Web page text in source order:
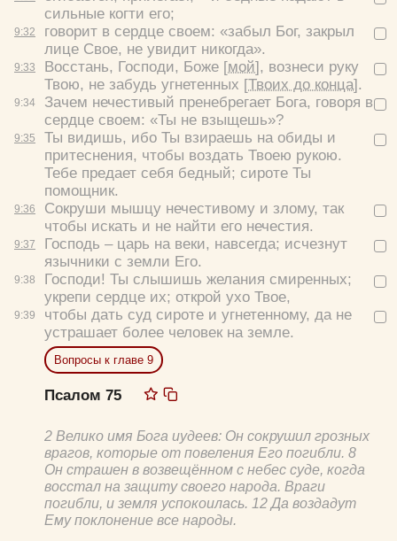
9:32
9:33
9:34
9:35
9:36
9:37
9:38
9:39
Псалом 75
сильные когти его;
говорит в сердце своем: «забыл Бог, закрыл
лице Свое, не увидит никогда».
Восстань, Господи, Боже [мой] , вознеси руку
Твою, не забудь угнетенных [Твоих до конца] .
Зачем нечестивый пренебрегает Бога, говоря в
сердце своем: «Ты не взыщешь»?
Ты видишь, ибо Ты взираешь на обиды и
притеснения, чтобы воздать Твоею рукою.
Тебе предает себя бедный; сироте Ты
помощник.
Сокруши мышцу нечестивому и злому, так
чтобы искать и не найти его нечестия.
Господь – царь на веки, навсегда; исчезнут
язычники с земли Его.
Господи! Ты слышишь желания смиренных;
укрепи сердце их; открой ухо Твое,
чтобы дать суд сироте и угнетенному, да не
устрашает более человек на земле.
Вопросы к главе 9
2 Велико имя Бога иудеев: Он сокрушил грозных
врагов, которые от повеления Его погибли. 8
Он страшен в возвещённом с небес суде, когда
восстал на защиту своего народа. Враги
погибли, и земля успокоилась. 12 Да воздадут
Ему поклонение все народы.